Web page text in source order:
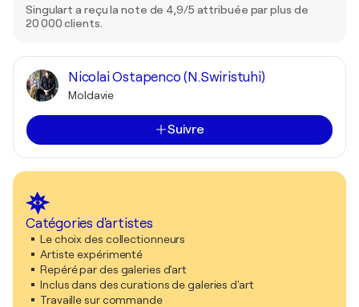
Singulart a reçu la note de 4,9/5 attribuée par plus de
20 000 clients.
Nicolai Ostapenco (N.Swiristuhi)
Moldavie
Suivre
Catégories d'artistes
Le choix des collectionneurs
Artiste expérimenté
Repéré par des galeries d'art
Inclus dans des curations de galeries d'art
Travaille sur commande